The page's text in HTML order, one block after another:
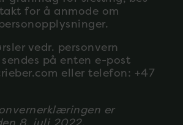
for å anmode om
vedr. personvern
sendes på enten e-post
eller telefon: +47
er